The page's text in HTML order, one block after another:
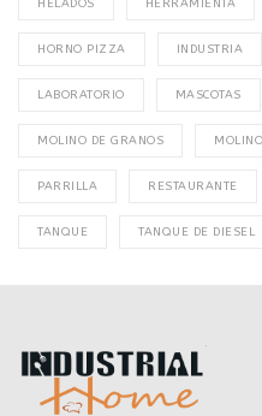
HELADOS HERRAMIENTA
HORNO PIZZA INDUSTRIA
LABORATORIO MASCOTAS
MOLINO DE GRANOS
PARRILLA RESTAURANTE
TANQUE TANQUE DE DIESEL